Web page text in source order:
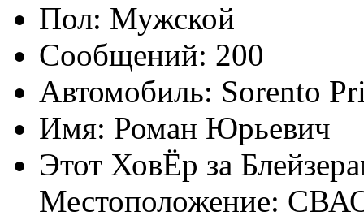
Пол:
Сообщений: 200
Автомобиль: Sorento
Имя: Роман Юрьевич
Этот ХовЁр за
Местоположение: